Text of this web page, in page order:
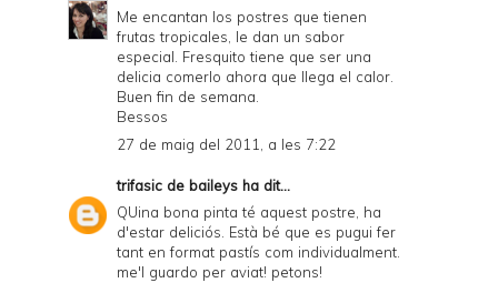
Me encantan los postres que tienen
frutas tropicales, le dan un sabor
especial. Fresquito tiene que ser una
delicia comerlo ahora que llega el calor.
Buen fin de semana.
Bessos
27 de maig del 2011, a les 7:22
trifasic de baileys ha dit...
QUina bona pinta té aquest postre, ha
d'estar deliciós. Està bé que es pugui fer
tant en format pastís com individualment.
me'l guardo per aviat! petons!